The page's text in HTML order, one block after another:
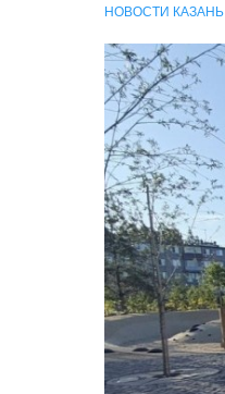
НОВОСТИ КАЗАНЬ